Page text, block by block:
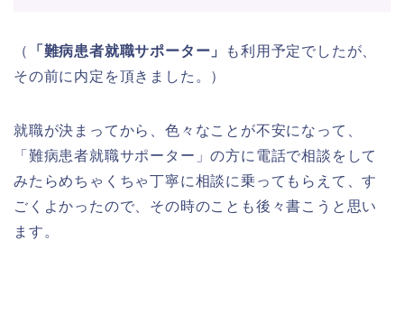
（ 「難病患者就職サポーター」
も利用予定でしたが、
その前に内定を頂きました。）
就職が決まってから、色々なことが不安になって、
「難病患者就職サポーター」の方に電話で相談をして
みたらめちゃくちゃ丁寧に相談に乗ってもらえて、す
ごくよかったので、その時のことも後々書こうと思い
ます。